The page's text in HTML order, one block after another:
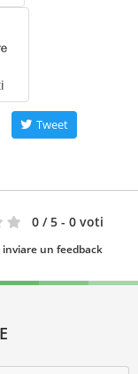
Tweet
0 / 5 - 0 voti
un feedback